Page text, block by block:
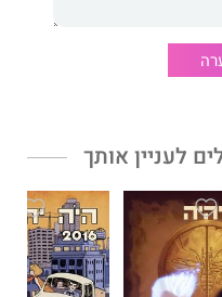
לעניין אותך